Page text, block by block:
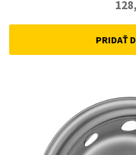
PRIDAŤ